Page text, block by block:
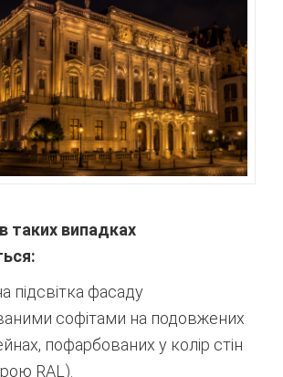
таких випадках
підсвітка фасаду
софітами на подовжених
пофарбованих у колір стін
RAL).